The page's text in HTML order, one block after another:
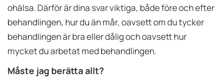
ohälsa. Därför är dina svar viktiga, både före och efter
behandlingen, hur du än mår, oavsett om du tycker
behandlingen är bra eller dålig och oavsett hur
mycket du arbetat med behandlingen.
Måste jag berätta allt?